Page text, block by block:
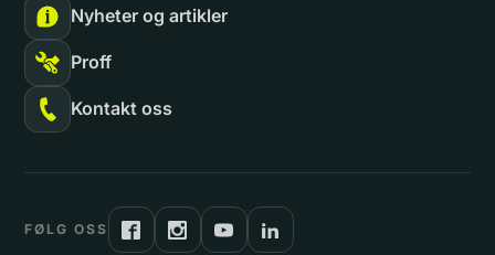
Nyheter og artikler
Proff
Kontakt oss
FØLG OSS